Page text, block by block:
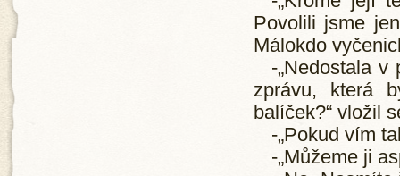
Povolili jsme
Málokdo
-„Nedostala
zprávu, která
balíček?“ vložil
-„Pokud vím
-„Můžeme ji